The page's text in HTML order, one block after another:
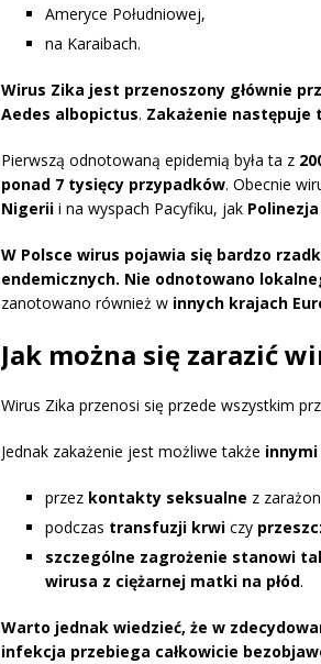
Ameryce Południowej,
na Karaibach.
Wirus Zika jest przenoszony głównie
Aedes albopictus. Zakażenie następuje
Pierwszą odnotowaną epidemią była ta z
ponad 7 tysięcy przypadków. Obecnie
Nigerii i na wyspach Pacyfiku, jak
W Polsce wirus pojawia się bardzo
endemicznych. Nie odnotowano
zanotowano również w innych krajach
Jak można się zarazić
Wirus Zika przenosi się przede wszystkim
Jednak zakażenie jest możliwe także
przez kontakty seksualne z
podczas transfuzji krwi czy
szczególne zagrożenie stanowi
wirusa z ciężarnej matki na płód.
Warto jednak wiedzieć, że w
infekcja przebiega całkowicie